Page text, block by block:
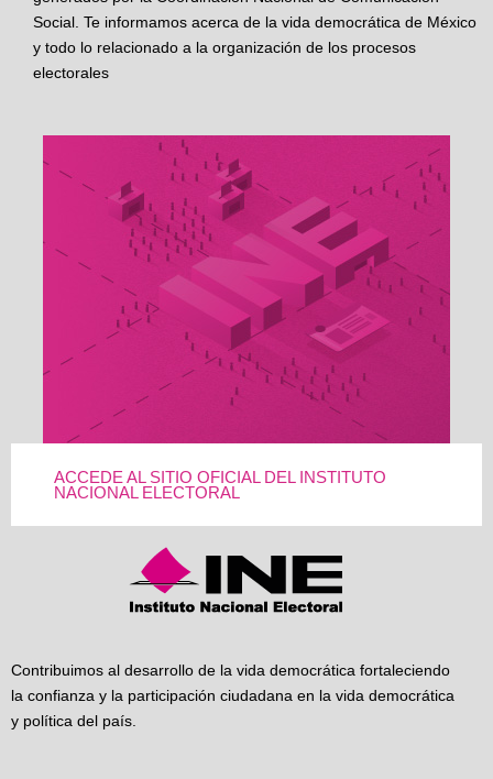
Social. Te informamos acerca de la vida democrática de México
y todo lo relacionado a la organización de los procesos
electorales
ACCEDE AL SITIO OFICIAL DEL INSTITUTO
NACIONAL ELECTORAL
Contribuimos al desarrollo de la vida democrática fortaleciendo
la confianza y la participación ciudadana en la vida democrática
y política del país.